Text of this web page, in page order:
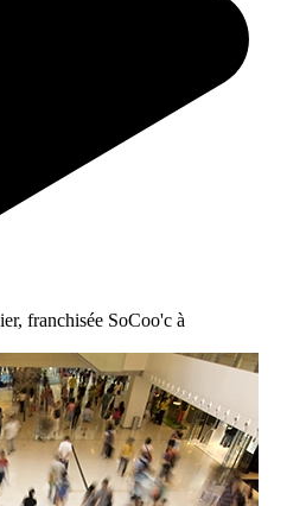
franchisée SoCoo'c à